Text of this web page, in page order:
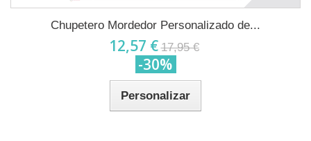
Chupetero Mordedor Personalizado de...
12,57 € 17,95 €
-30%
Personalizar